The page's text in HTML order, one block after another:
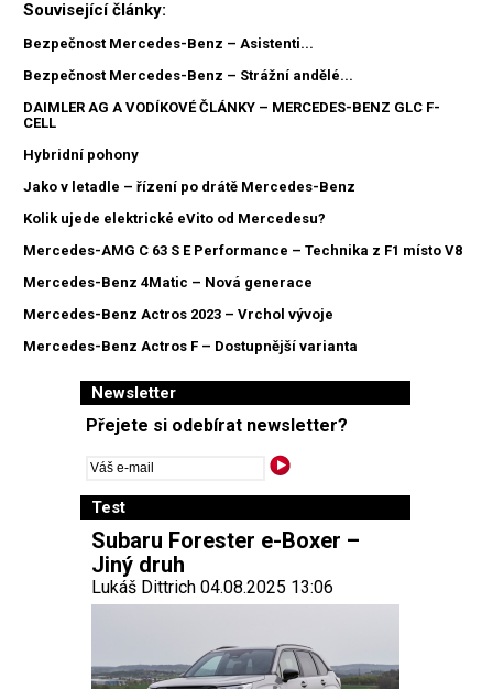
Související články:
Bezpečnost Mercedes-Benz – Asistenti...
Bezpečnost Mercedes-Benz – Strážní andělé...
DAIMLER AG A VODÍKOVÉ ČLÁNKY – MERCEDES-BENZ GLC F-
CELL
Hybridní pohony
Jako v letadle – řízení po drátě Mercedes-Benz
Kolik ujede elektrické eVito od Mercedesu?
Mercedes-AMG C 63 S E Performance – Technika z F1 místo V8
Mercedes-Benz 4Matic – Nová generace
Mercedes-Benz Actros 2023 – Vrchol vývoje
Mercedes-Benz Actros F – Dostupnější varianta
Newsletter
Přejete si odebírat newsletter?
Test
Subaru Forester e-Boxer –
Jiný druh
Lukáš Dittrich 04.08.2025 13:06